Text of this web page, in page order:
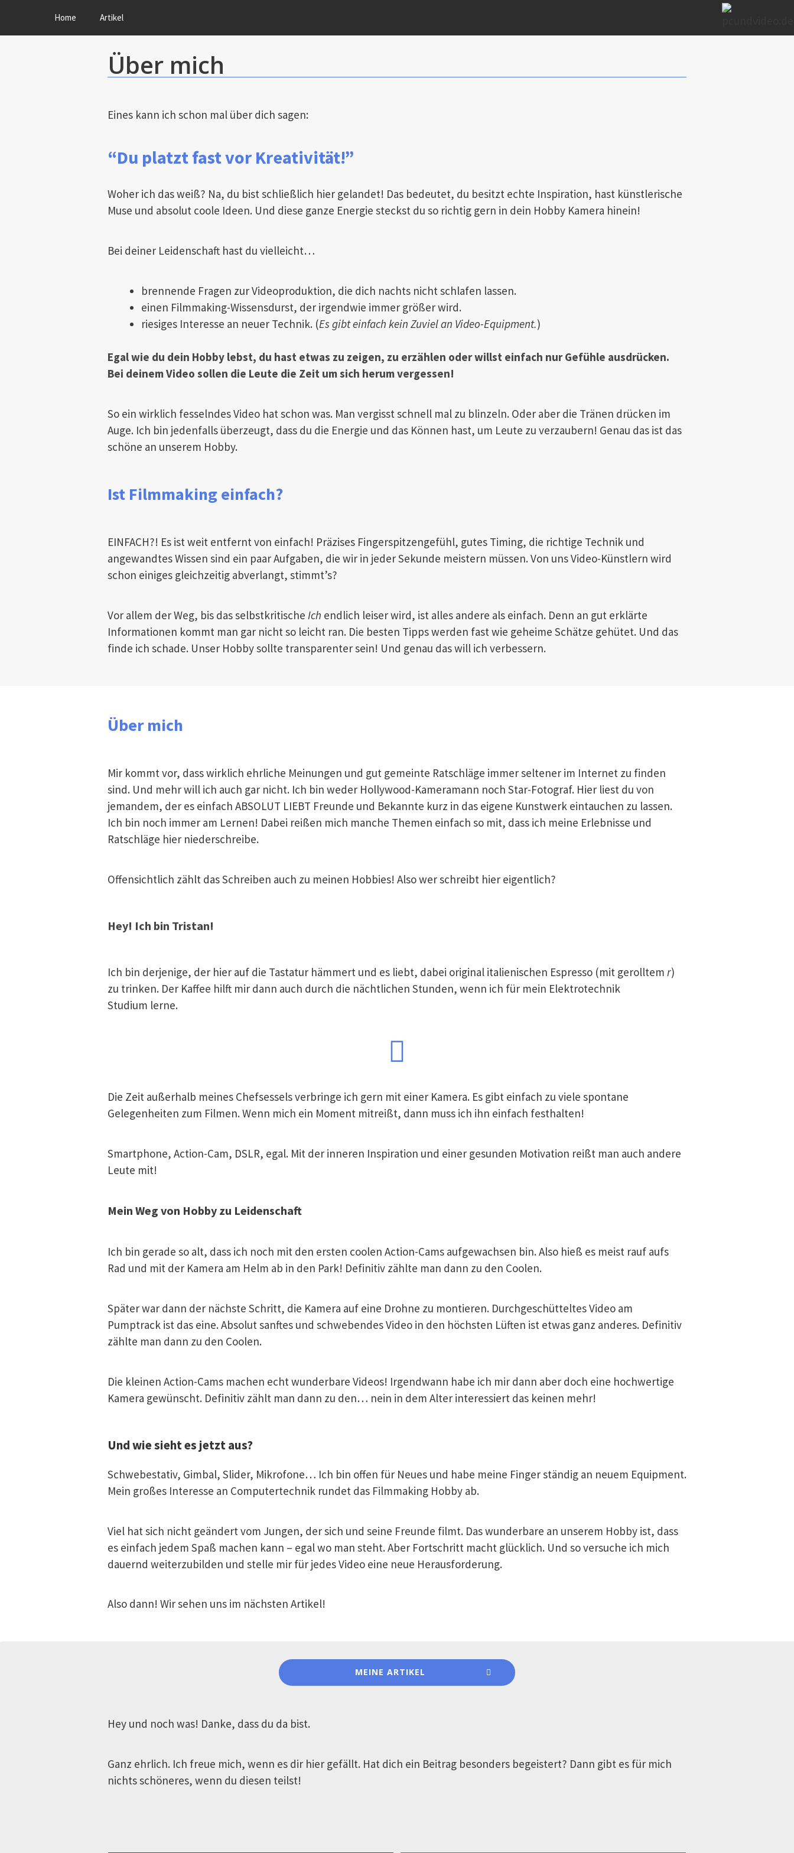
Home Artikel
Über mich
Eines kann ich schon mal über dich sagen:
“Du platzt fast vor Kreativität!”
Woher ich das weiß? Na, du bist schließlich hier gelandet! Das bedeutet, du besitzt echte Inspiration, hast künstlerische
Muse und absolut coole Ideen. Und diese ganze Energie steckst du so richtig gern in dein Hobby Kamera hinein!
Bei deiner Leidenschaft hast du vielleicht…
brennende Fragen zur Videoproduktion, die dich nachts nicht schlafen lassen.
einen Filmmaking-Wissensdurst, der irgendwie immer größer wird.
riesiges Interesse an neuer Technik. (Es gibt einfach kein Zuviel an Video-Equipment.)
Egal wie du dein Hobby lebst, du hast etwas zu zeigen, zu erzählen oder willst einfach nur Gefühle ausdrücken.
Bei deinem Video sollen die Leute die Zeit um sich herum vergessen!
So ein wirklich fesselndes Video hat schon was. Man vergisst schnell mal zu blinzeln. Oder aber die Tränen drücken im
Auge. Ich bin jedenfalls überzeugt, dass du die Energie und das Können hast, um Leute zu verzaubern! Genau das ist das
schöne an unserem Hobby.
Ist Filmmaking einfach?
EINFACH?! Es ist weit entfernt von einfach! Präzises Fingerspitzengefühl, gutes Timing, die richtige Technik und
angewandtes Wissen sind ein paar Aufgaben, die wir in jeder Sekunde meistern müssen. Von uns Video-Künstlern wird
schon einiges gleichzeitig abverlangt, stimmt’s?
Vor allem der Weg, bis das selbstkritische Ich endlich leiser wird, ist alles andere als einfach. Denn an gut erklärte
Informationen kommt man gar nicht so leicht ran. Die besten Tipps werden fast wie geheime Schätze gehütet. Und das
finde ich schade. Unser Hobby sollte transparenter sein! Und genau das will ich verbessern.
Über mich
Mir kommt vor, dass wirklich ehrliche Meinungen und gut gemeinte Ratschläge immer seltener im Internet zu finden
sind. Und mehr will ich auch gar nicht. Ich bin weder Hollywood-Kameramann noch Star-Fotograf. Hier liest du von
jemandem, der es einfach ABSOLUT LIEBT Freunde und Bekannte kurz in das eigene Kunstwerk eintauchen zu lassen.
Ich bin noch immer am Lernen! Dabei reißen mich manche Themen einfach so mit, dass ich meine Erlebnisse und
Ratschläge hier niederschreibe.
Offensichtlich zählt das Schreiben auch zu meinen Hobbies! Also wer schreibt hier eigentlich?
Hey! Ich bin Tristan!
Ich bin derjenige, der hier auf die Tastatur hämmert und es liebt, dabei original italienischen Espresso (mit gerolltem r)
zu trinken. Der Kaffee hilft mir dann auch durch die nächtlichen Stunden, wenn ich für mein Elektrotechnik
Studium lerne.
Die Zeit außerhalb meines Chefsessels verbringe ich gern mit einer Kamera. Es gibt einfach zu viele spontane
Gelegenheiten zum Filmen. Wenn mich ein Moment mitreißt, dann muss ich ihn einfach festhalten!
Smartphone, Action-Cam, DSLR, egal. Mit der inneren Inspiration und einer gesunden Motivation reißt man auch andere
Leute mit!
Mein Weg von Hobby zu Leidenschaft
Ich bin gerade so alt, dass ich noch mit den ersten coolen Action-Cams aufgewachsen bin. Also hieß es meist rauf aufs
Rad und mit der Kamera am Helm ab in den Park! Definitiv zählte man dann zu den Coolen.
Später war dann der nächste Schritt, die Kamera auf eine Drohne zu montieren. Durchgeschütteltes Video am
Pumptrack ist das eine. Absolut sanftes und schwebendes Video in den höchsten Lüften ist etwas ganz anderes. Definitiv
zählte man dann zu den Coolen.
Die kleinen Action-Cams machen echt wunderbare Videos! Irgendwann habe ich mir dann aber doch eine hochwertige
Kamera gewünscht. Definitiv zählt man dann zu den… nein in dem Alter interessiert das keinen mehr!
Und wie sieht es jetzt aus?
Schwebestativ, Gimbal, Slider, Mikrofone… Ich bin offen für Neues und habe meine Finger ständig an neuem Equipment.
Mein großes Interesse an Computertechnik rundet das Filmmaking Hobby ab.
Viel hat sich nicht geändert vom Jungen, der sich und seine Freunde filmt. Das wunderbare an unserem Hobby ist, dass
es einfach jedem Spaß machen kann – egal wo man steht. Aber Fortschritt macht glücklich. Und so versuche ich mich
dauernd weiterzubilden und stelle mir für jedes Video eine neue Herausforderung.
Also dann! Wir sehen uns im nächsten Artikel!
MEINE ARTIKEL
Hey und noch was! Danke, dass du da bist.
Ganz ehrlich. Ich freue mich, wenn es dir hier gefällt. Hat dich ein Beitrag besonders begeistert? Dann gibt es für mich
nichts schöneres, wenn du diesen teilst!